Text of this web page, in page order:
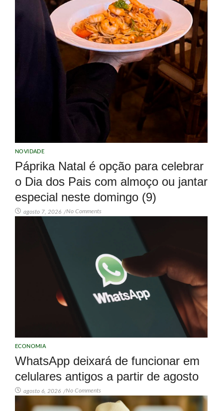
NOVIDADE
Páprika Natal é opção para celebrar
o Dia dos Pais com almoço ou jantar
especial neste domingo (9)
agosto 7, 2026 /No Comments
ECONOMIA
WhatsApp deixará de funcionar em
celulares antigos a partir de agosto
agosto 6, 2026 /No Comments